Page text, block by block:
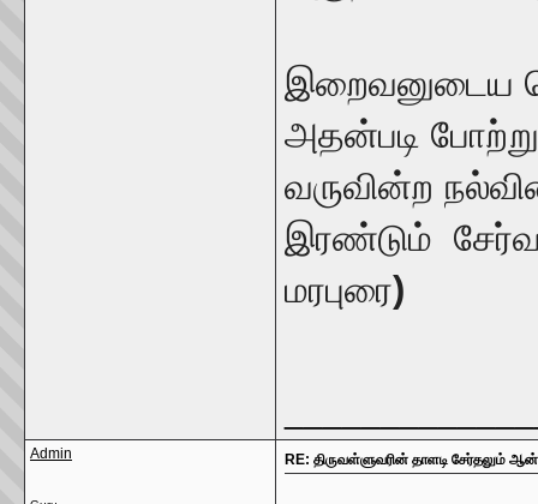
இறைவனுடைய
அதன்படி
வருவின்ற
இரண்டும்
மரபுரை)
Admin RE: திருவள்ளுவரின் தாளடி சேர்தலும்